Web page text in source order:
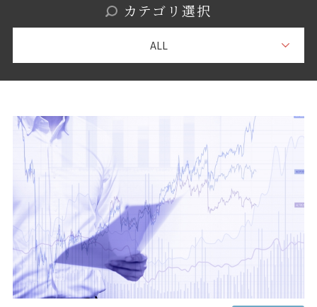
カテゴリ選択
ALL